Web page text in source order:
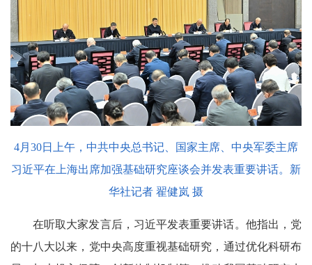
4月30日上午，中共中央总书记、国家主席、中央军委主席
习近平在上海出席加强基础研究座谈会并发表重要讲话。新
华社记者 翟健岚 摄
在听取大家发言后，习近平发表重要讲话。他指出，党
的十八大以来，党中央高度重视基础研究，通过优化科研布